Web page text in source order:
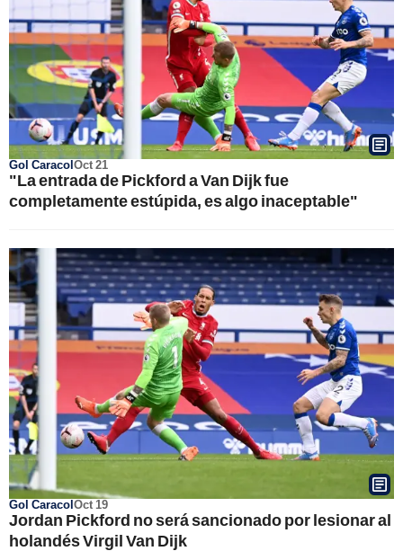
Gol CaracolOct 21
"La entrada de Pickford a Van Dijk fue
completamente estúpida, es algo inaceptable"
Gol CaracolOct 19
Jordan Pickford no será sancionado por lesionar al
holandés Virgil Van Dijk